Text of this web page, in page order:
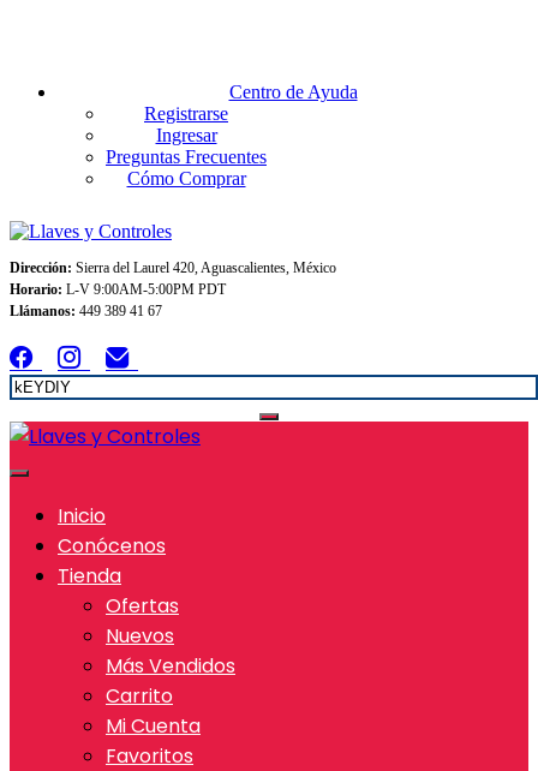
Centro de Ayuda
Registrarse
Ingresar
Preguntas Frecuentes
Cómo Comprar
Dirección: Sierra del Laurel 420, Aguascalientes, México
Horario: L-V 9:00AM-5:00PM PDT
Llámanos: 449 389 41 67
Inicio
Conócenos
Tienda
Ofertas
Nuevos
Más Vendidos
Carrito
Mi Cuenta
Favoritos